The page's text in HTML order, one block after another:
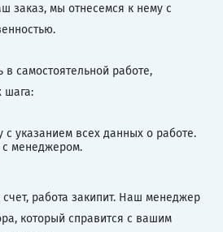
заказ, мы отнесемся к нему с
самостоятельной работе,
шага:
с указанием всех данных о работе.
с менеджером.
счет, работа закипит. Наш менеджер
который справится с вашим